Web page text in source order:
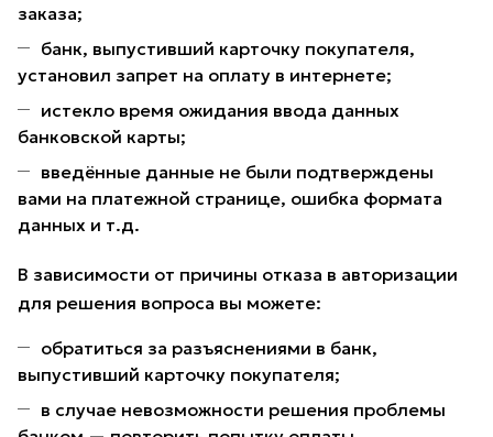
заказа;
банк, выпустивший карточку покупателя,
установил запрет на оплату в интернете;
истекло время ожидания ввода данных
банковской карты;
введённые данные не были подтверждены
вами на платежной странице, ошибка формата
данных и т.д.
В зависимости от причины отказа в авторизации
для решения вопроса вы можете:
обратиться за разъяснениями в банк,
выпустивший карточку покупателя;
в случае невозможности решения проблемы